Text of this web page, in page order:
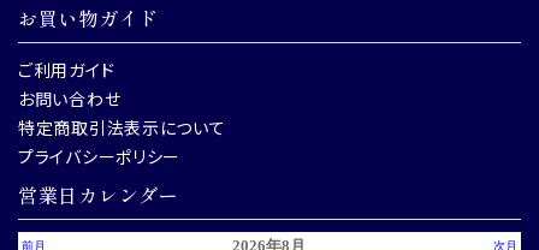
お買い物ガイド
ご利用ガイド
お問い合わせ
特定商取引法表示について
プライバシーポリシー
営業日カレンダー